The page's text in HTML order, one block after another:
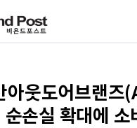
아웃도어브랜즈
손실 확대에 소